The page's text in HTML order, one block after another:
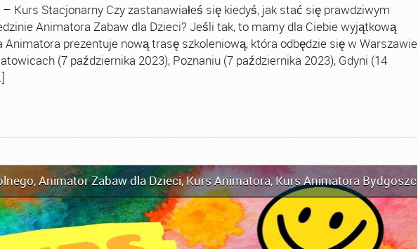
Kurs Stacjonarny Czy zastanawiałeś się kiedyś, jak stać się prawdziwym
Animatora Zabaw dla Dzieci? Jeśli tak, to mamy dla Ciebie wyjątkową
Animatora prezentuje nową trasę szkoleniową, która odbędzie się w Warszawie
(7 października 2023), Poznaniu (7 października 2023), Gdyni (14
,Animator Zabaw dla Dzieci,Kurs Animatora,Kurs Animatora Bydgoszcz